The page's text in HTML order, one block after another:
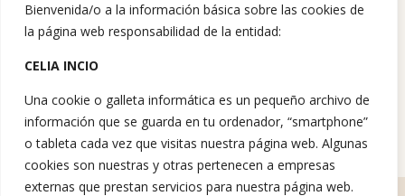
Bienvenida/o a la información básica sobre las cookies de
la página web responsabilidad de la entidad:
CELIA INCIO
Una cookie o galleta informática es un pequeño archivo de
información que se guarda en tu ordenador, “smartphone”
o tableta cada vez que visitas nuestra página web. Algunas
cookies son nuestras y otras pertenecen a empresas
externas que prestan servicios para nuestra página web.